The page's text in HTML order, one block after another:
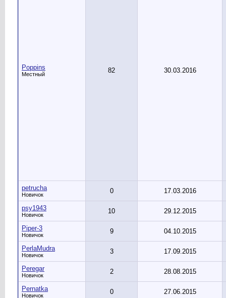
Poppins
Местный 82 30.03.2016
petrucha
Новичок 0 17.03.2016
psy1943
Новичок 10 29.12.2015
Piper-3
Новичок 9 04.10.2015
PerlaMudra
Новичок 3 17.09.2015
Peregar
Новичок 2 28.08.2015
Pernatka
Новичок 0 27.06.2015